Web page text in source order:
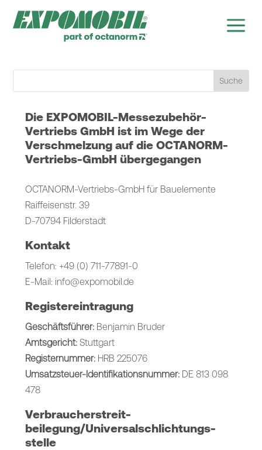
a
Die EXPOMOBIL-Messezubehör-
Vertriebs GmbH ist im Wege der
Verschmelzung auf die OCTANORM-
Vertriebs-GmbH übergegangen
OCTANORM-Vertriebs-GmbH für Bauelemente
Raiffeisenstr. 39
D-70794 Filderstadt
Kontakt
Telefon: +49 (0) 711-77891-0
E-Mail: info@expomobil.de
Registereintragung
Geschäftsführer:Benjamin Bruder
Amtsgericht:Stuttgart
Registernummer:HRB 225076
Umsatzsteuer-Identifikationsnummer:DE 813 098
478
Verbraucher­streit­
beilegung/Universal­schlichtungs­
stelle